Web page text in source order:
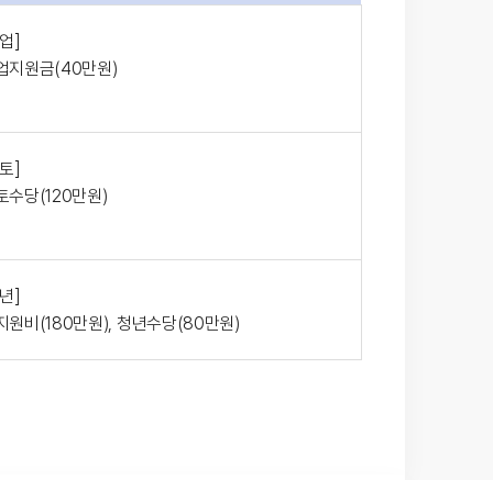
]
지원금(40만원)
]
수당(120만원)
]
원비(180만원), 청년수당(80만원)